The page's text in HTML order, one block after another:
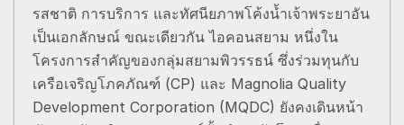
รสชาติ การบริการ และทัศนียภาพโค้งน้ำเจ้าพระยาอัน
เป็นเอกลักษณ์ ขณะเดียวกัน ไอคอนสยาม หนึ่งใน
โครงการสำคัญของกลุ่มสยามพิวรรธน์ ซึ่งร่วมทุนกับ
เครือเจริญโภคภัณฑ์ (CP) และ Magnolia Quality
Development Corporation (MQDC) ยังคงเดินหน้า